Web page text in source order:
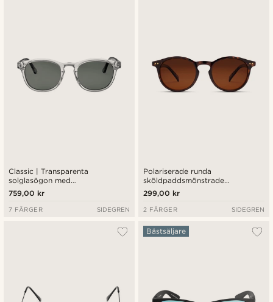
Classic | Transparenta
solglasögon med
rökpolariserade glas
759,00 kr
7 FÄRGER SIDEGREN
Polariserade runda
sköldpaddsmönstrade
solglasögon med bruna linser
299,00 kr
2 FÄRGER SIDEGREN
Bästsäljare